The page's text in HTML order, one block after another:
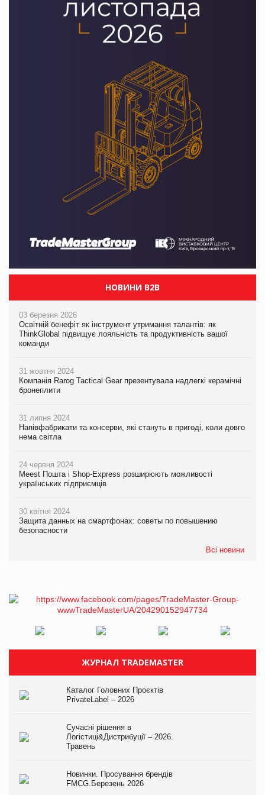
НОВИНИ B2B
03 березня 2026
Освітній бенефіт як інструмент утримання талантів: як
ThinkGlobal підвищує лояльність та продуктивність вашої
команди
31 жовтня 2024
Компанія Rarog Tactical Gear презентувала надлегкі керамічні
бронеплити
31 липня 2024
Напівфабрикати та консерви, які стануть в пригоді, коли довго
нема світла
24 червня 2024
Meest Пошта і Shop-Express розширюють можливості
українських підприємців
30 квітня 2024
Защита данных на смартфонах: советы по повышению
безопасности
Всі новини
ЖУРНАЛ TRADEMASTER
Каталог Головних Проєктів
PrivateLabel – 2026
Сучасні рішення в
Логістиці&Дистрибуції – 2026.
Травень
Новинки. Просування брендів
FMCG.Березень 2026